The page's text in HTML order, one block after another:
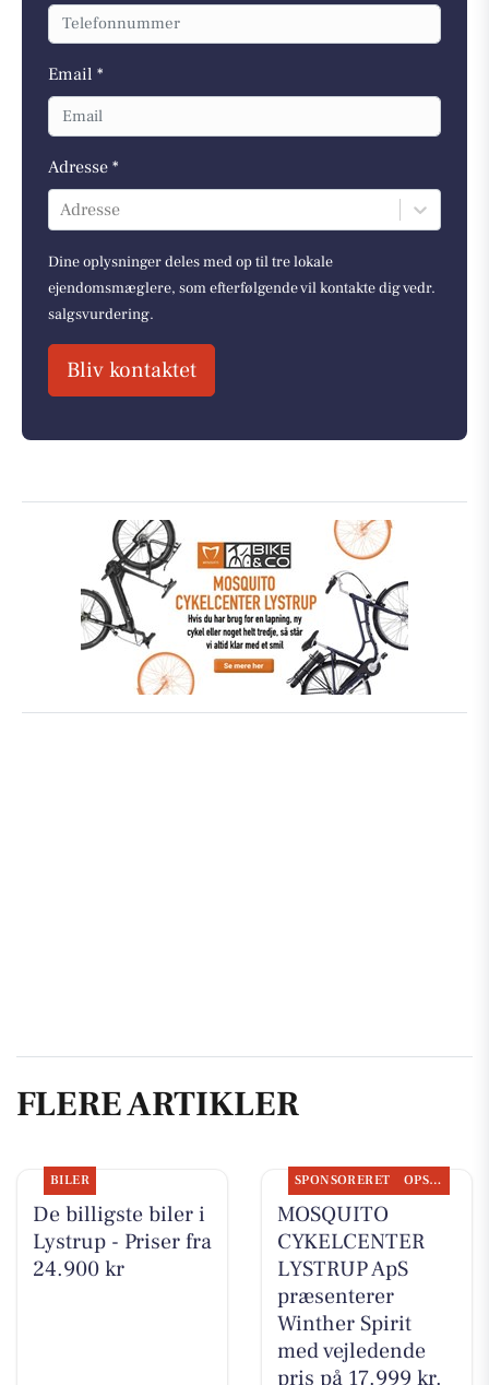
Email *
Adresse *
Adresse
Dine oplysninger deles med op til tre lokale
ejendomsmæglere, som efterfølgende vil kontakte dig vedr.
salgsvurdering.
Bliv kontaktet
FLERE ARTIKLER
BILER
De billigste biler i
Lystrup - Priser fra
24.900 kr
SPONSORERET OPSLAGSTAVLEN
MOSQUITO
CYKELCENTER
LYSTRUP ApS
præsenterer
Winther Spirit
med vejledende
pris på 17.999 kr.